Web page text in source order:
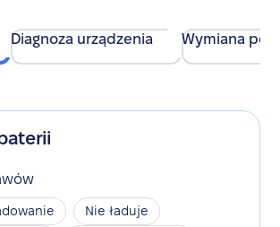
Diagnoza urządzenia Wymiana
Nie ładuje